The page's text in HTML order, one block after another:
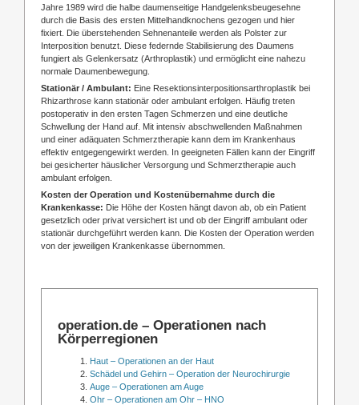
Jahre 1989 wird die halbe daumenseitige Handgelenksbeugesehne
durch die Basis des ersten Mittelhandknochens gezogen und hier
fixiert. Die überstehenden Sehnenanteile werden als Polster zur
Interposition benutzt. Diese federnde Stabilisierung des Daumens
fungiert als Gelenkersatz (Arthroplastik) und ermöglicht eine nahezu
normale Daumenbewegung.
Stationär / Ambulant: Eine Resektionsinterpositionsarthroplastik bei
Rhizarthrose kann stationär oder ambulant erfolgen. Häufig treten
postoperativ in den ersten Tagen Schmerzen und eine deutliche
Schwellung der Hand auf. Mit intensiv abschwellenden Maßnahmen
und einer adäquaten Schmerztherapie kann dem im Krankenhaus
effektiv entgegengewirkt werden. In geeigneten Fällen kann der Eingriff
bei gesicherter häuslicher Versorgung und Schmerztherapie auch
ambulant erfolgen.
Kosten der Operation und Kostenübernahme durch die
Krankenkasse: Die Höhe der Kosten hängt davon ab, ob ein Patient
gesetzlich oder privat versichert ist und ob der Eingriff ambulant oder
stationär durchgeführt werden kann. Die Kosten der Operation werden
von der jeweiligen Krankenkasse übernommen.
operation.de – Operationen nach
Körperregionen
Haut – Operationen an der Haut
Schädel und Gehirn – Operation der Neurochirurgie
Auge – Operationen am Auge
Ohr – Operationen am Ohr – HNO